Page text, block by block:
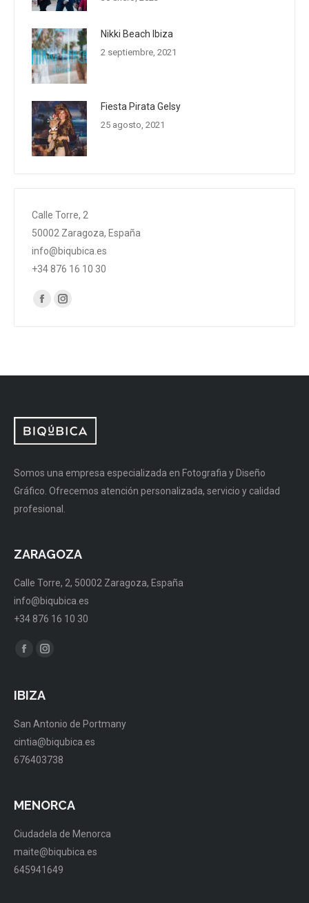
Nikki Beach Ibiza
2 septiembre, 2021
Fiesta Pirata Gelsy
25 agosto, 2021
Calle Torre, 2
50002 Zaragoza, España
info@biqubica.es
+34 876 16 10 30
Encuéntranos en:
Somos una empresa especializada en Fotografia y Diseño
Gráfico. Ofrecemos atención personalizada, servicio y calidad
profesional.
ZARAGOZA
Calle Torre, 2, 50002 Zaragoza, España
info@biqubica.es
+34 876 16 10 30
Encuéntranos en:
opens
new
window
new
window
IBIZA
San Antonio de Portmany
cintia@biqubica.es
676403738
MENORCA
Ciudadela de Menorca
maite@biqubica.es
645941649